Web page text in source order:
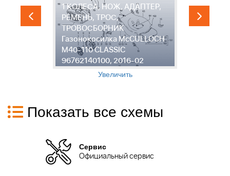
1 КОЛЕСА, НОЖ, АДАПТЕР,
РЕМЕНЬ, ТРОС,
ТРОВОСБОРНИК
Газонокосилка McCULLOCH
M40-110 CLASSIC
96762140100, 2016-02
Увеличить
Показать все схемы
Сервис
Официальный сервис